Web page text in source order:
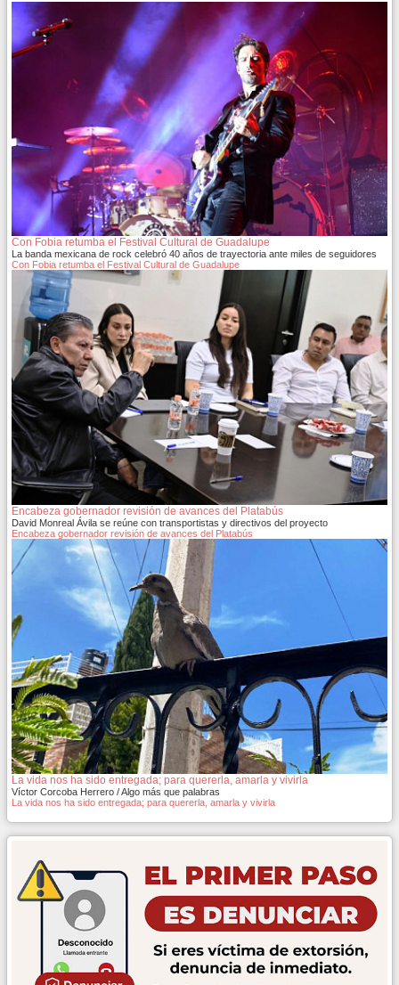
Con Fobia retumba el Festival Cultural de Guadalupe
La banda mexicana de rock celebró 40 años de trayectoria ante miles de seguidores
Con Fobia retumba el Festival Cultural de Guadalupe
Encabeza gobernador revisión de avances del Platabús
David Monreal Ávila se reúne con transportistas y directivos del proyecto
Encabeza gobernador revisión de avances del Platabús
La vida nos ha sido entregada; para quererla, amarla y vivirla
Víctor Corcoba Herrero / Algo más que palabras
La vida nos ha sido entregada; para quererla, amarla y vivirla